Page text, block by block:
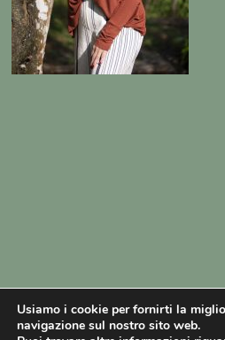
Usiamo i cookie per fornirti la
navigazione sul nostro sito web.